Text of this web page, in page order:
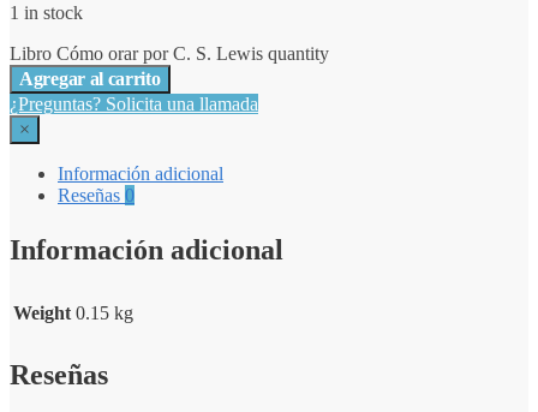
1 in stock
Libro Cómo orar por C. S. Lewis quantity
Agregar al carrito
¿Preguntas? Solicita una llamada
×
Información adicional
Reseñas 0
Información adicional
Weight 0.15 kg
Reseñas